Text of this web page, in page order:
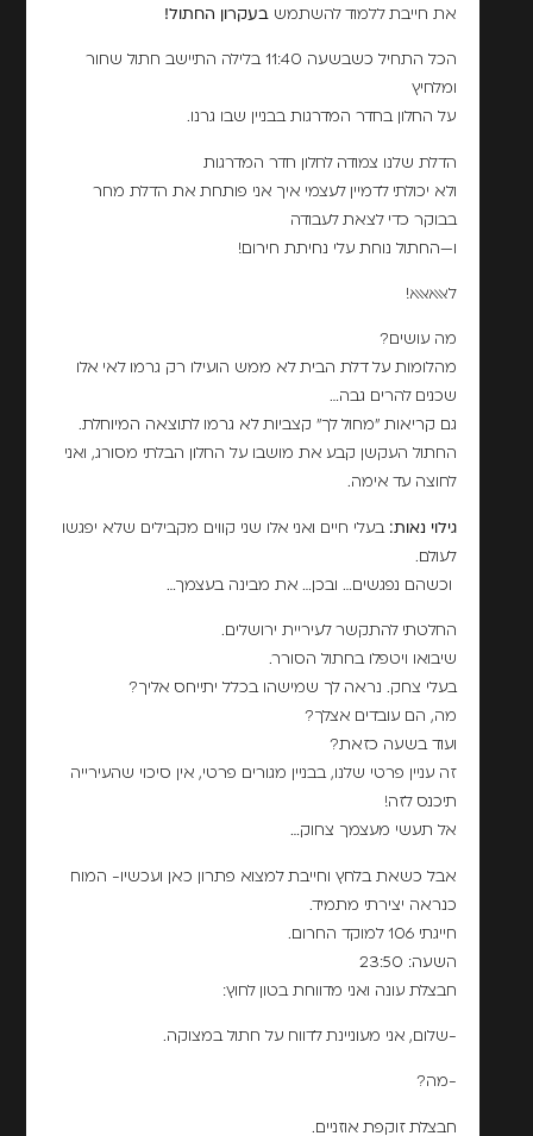
את חייבת ללמוד להשתמש בעקרון החתול!
הכל התחיל כשבשעה 11:40 בלילה התיישב חתול שחור
ומלחיץ
על החלון בחדר המדרגות בבניין שבו גרנו.
הדלת שלנו צמודה לחלון חדר המדרגות
ולא יכולתי לדמיין לעצמי איך אני פותחת את הדלת מחר
בבוקר כדי לצאת לעבודה
ו—החתול נוחת עלי נחיתת חירום!
לאאאאאא!
מה עושים?
מהלומות על דלת הבית לא ממש הועילו רק גרמו לאי אלו
שכנים להרים גבה…
גם קריאות "מחול לך" קצביות לא גרמו לתוצאה המיוחלת.
החתול העקשן קבע את מושבו על החלון הבלתי מסורג, ואני
לחוצה עד אימה.
גילוי נאות: בעלי חיים ואני אלו שני קווים מקבילים שלא יפגשו
לעולם.
וכשהם נפגשים… ובכן… את מבינה בעצמך…
החלטתי להתקשר לעיריית ירושלים.
שיבואו ויטפלו בחתול הסורר.
בעלי צחק. נראה לך שמישהו בכלל יתייחס אליך?
מה, הם עובדים אצלך?
ועוד בשעה כזאת?
זה עניין פרטי שלנו, בבניין מגורים פרטי, אין סיכוי שהעירייה
תיכנס לזה!
אל תעשי מעצמך צחוק…
אבל כשאת בלחץ וחייבת למצוא פתרון כאן ועכשיו- המוח
כנראה יצירתי מתמיד.
חייגתי 106 למוקד החרום.
השעה: 23:50
חבצלת עונה ואני מדווחת בטון לחוץ:
-שלום, אני מעוניינת לדווח על חתול במצוקה.
-מה?
חבצלת זוקפת אוזניים.